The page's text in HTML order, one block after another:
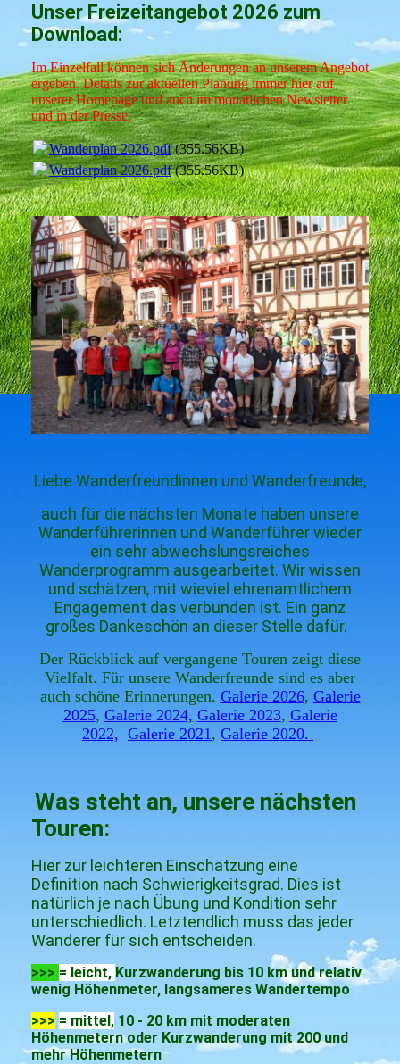
Unser Freizeitangebot 2026 zum
Download:
Im Einzelfall können sich Änderungen an unserem Angebot
ergeben. Details zur aktuellen Planung immer hier auf
unserer Homepage und auch im monatlichen Newsletter
und in der Presse.
Wanderplan 2026.pdf(355.56KB)
Wanderplan 2026.pdf(355.56KB)
Liebe Wanderfreundinnen und Wanderfreunde,
auch für die nächsten Monate haben unsere
Wanderführerinnen und Wanderführer wieder
ein sehr abwechslungsreiches
Wanderprogramm ausgearbeitet. Wir wissen
und schätzen, mit wieviel ehrenamtlichem
Engagement das verbunden ist. Ein ganz
großes Dankeschön an dieser Stelle dafür.
Der Rückblick auf vergangene Touren zeigt diese
Vielfalt. Für unsere Wanderfreunde sind es aber
auch schöne Erinnerungen. Galerie 2026, Galerie
2025, Galerie 2024, Galerie 2023, Galerie
2022, Galerie 2021 , Galerie 2020.
Was steht an, unsere nächsten
Touren:
Hier zur leichteren Einschätzung eine
Definition nach Schwierigkeitsgrad. Dies ist
natürlich je nach Übung und Kondition sehr
unterschiedlich. Letztendlich muss das jeder
Wanderer für sich entscheiden.
>>> = leicht, Kurzwanderung bis 10 km und relativ
wenig Höhenmeter, langsameres Wandertempo
>>> = mittel, 10 - 20 km mit moderaten
Höhenmetern oder Kurzwanderung mit 200 und
mehr Höhenmetern